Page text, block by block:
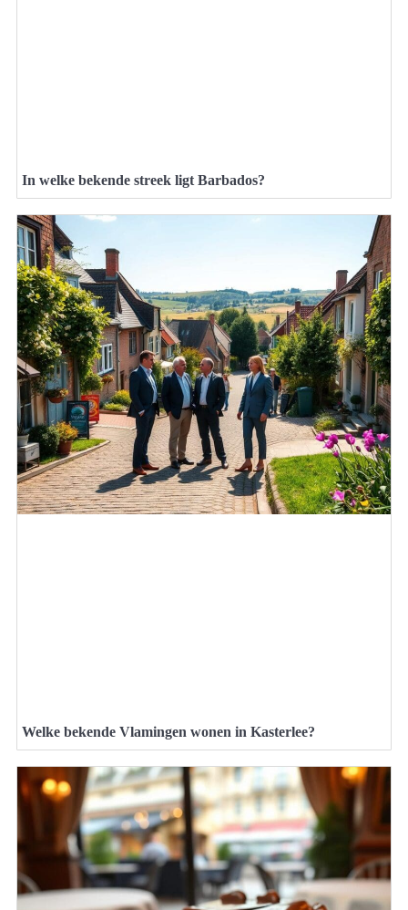
In welke bekende streek ligt Barbados?
Welke bekende Vlamingen wonen in Kasterlee?